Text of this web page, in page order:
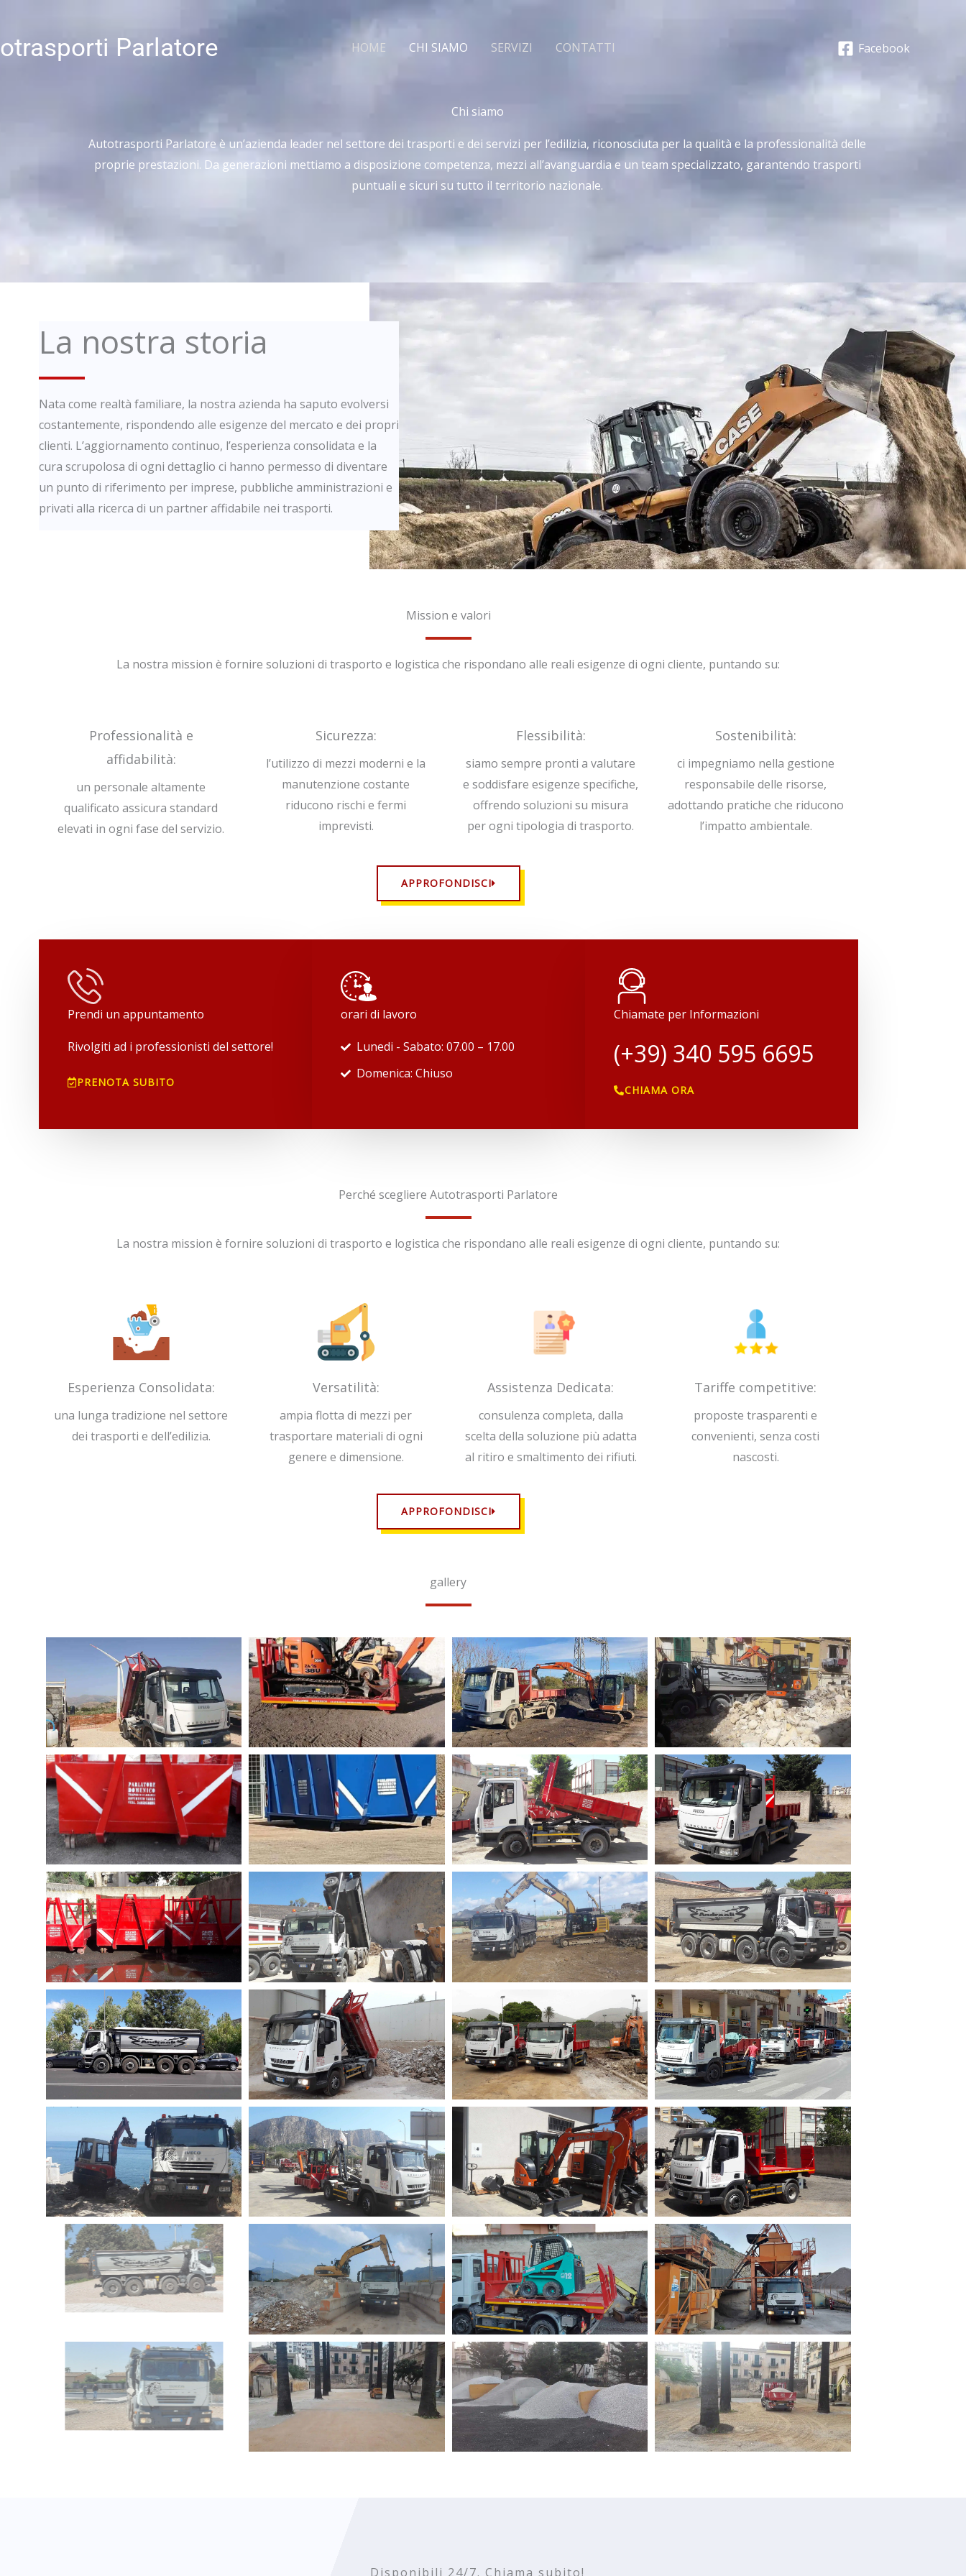
contenuto
Parlatore HOME CHI SIAMO SERVIZI CONTATTI Facebook
Chi siamo
Autotrasporti Parlatore è un’azienda leader nel settore dei trasporti e dei servizi per l’edilizia, riconosciuta per la qualità e la professionalità delle
proprie prestazioni. Da generazioni mettiamo a disposizione competenza, mezzi all’avanguardia e un team specializzato, garantendo trasporti
puntuali e sicuri su tutto il territorio nazionale.
La nostra storia
Nata come realtà familiare, la nostra azienda ha saputo evolversi
costantemente, rispondendo alle esigenze del mercato e dei propri
clienti. L’aggiornamento continuo, l’esperienza consolidata e la
cura scrupolosa di ogni dettaglio ci hanno permesso di diventare
un punto di riferimento per imprese, pubbliche amministrazioni e
privati alla ricerca di un partner affidabile nei trasporti.
Mission e valori
La nostra mission è fornire soluzioni di trasporto e logistica che rispondano alle reali esigenze di ogni cliente, puntando su:
Professionalità e
affidabilità:
un personale altamente
qualificato assicura standard
elevati in ogni fase del servizio.
Sicurezza:
l’utilizzo di mezzi moderni e la
manutenzione costante
riducono rischi e fermi
imprevisti.
Flessibilità:
siamo sempre pronti a valutare
e soddisfare esigenze specifiche,
offrendo soluzioni su misura
per ogni tipologia di trasporto.
Sostenibilità:
ci impegniamo nella gestione
responsabile delle risorse,
adottando pratiche che riducono
l’impatto ambientale.
APPROFONDISCI
Prendi un appuntamento
​​Rivolgiti ad i professionisti del settore!
PRENOTA SUBITO
orari di lavoro
Lunedi - Sabato: 07.00 – 17.00
Domenica: Chiuso
Chiamate per Informazioni
(+39) 340 595 6695
CHIAMA ORA
Perché scegliere Autotrasporti Parlatore
La nostra mission è fornire soluzioni di trasporto e logistica che rispondano alle reali esigenze di ogni cliente, puntando su:
Esperienza Consolidata:
una lunga tradizione nel settore
dei trasporti e dell’edilizia.
Versatilità:
ampia flotta di mezzi per
trasportare materiali di ogni
genere e dimensione.
Assistenza Dedicata:
consulenza completa, dalla
scelta della soluzione più adatta
al ritiro e smaltimento dei rifiuti.
Tariffe competitive:
proposte trasparenti e
convenienti, senza costi
nascosti.
APPROFONDISCI
gallery
Disponibili 24/7. Chiama subito!